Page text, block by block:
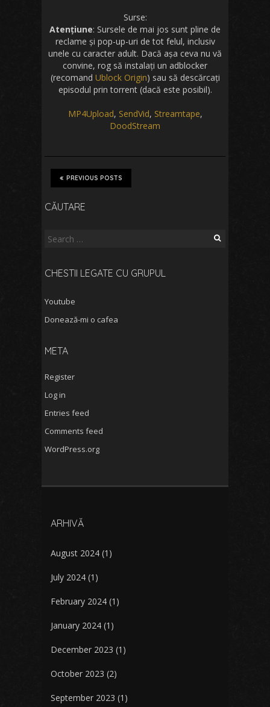
Surse:
Atențiune: Sursele de mai jos sunt pline de
reclame și pop-up-uri de tot felul, inclusiv
unele cu caracter adult. Dacă așa ceva nu vă
convine, rog să instalați un adblocker
(recomand Ublock Origin) sau să descărcați
episodul prin torrent (dacă este posibil).
MP4Upload, SendVid, Streamtape,
DoodStream
PREVIOUS POSTS
CĂUTARE
Search
CHESTII LEGATE CU GRUPUL
Youtube
Donează-mi o cafea
META
Register
Log in
Entries feed
Comments feed
WordPress.org
ARHIVĂ
August 2024 (1)
July 2024 (1)
February 2024 (1)
January 2024 (1)
December 2023 (1)
October 2023 (2)
September 2023 (1)